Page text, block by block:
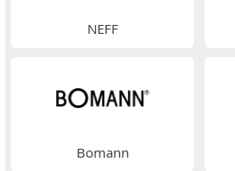
NEFF
Bomann